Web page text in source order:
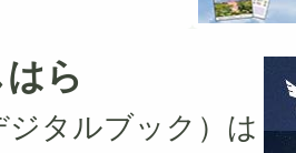
ら
ジタルブック）は